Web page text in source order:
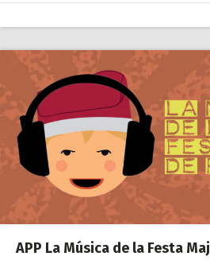
APP La Música de la Festa